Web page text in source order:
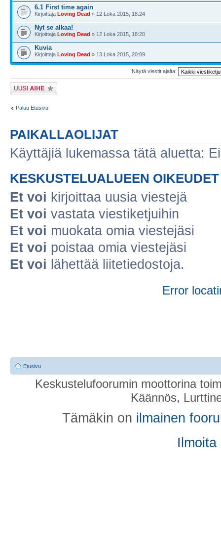
6.1 First time again
Kirjoittaja Loving Dead » 12 Loka 2015, 18:24
Nyt se alkaa!
Kirjoittaja Loving Dead » 12 Loka 2015, 18:20
Kuvia
Kirjoittaja Loving Dead » 13 Loka 2015, 20:09
Näytä viestit ajalta:
Lähetä uusi viesti
Paluu Etusivu
PAIKALLAOLIJAT
Käyttäjiä lukemassa tätä aluetta:
KESKUSTELUALUEEN OIKEUDET
Et voi kirjoittaa uusia viestejä
Et voi vastata viestiketjuihin
Et voi muokata omia viestejäsi
Et voi poistaa omia viestejäsi
Et voi lähettää liitetiedostoja.
Error
Etusivu
Keskustelufoorumin moottorina
Käännös,
Tämäkin on ilmainen